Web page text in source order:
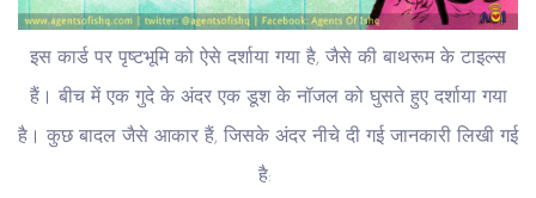
इस कार्ड पर पृष्टभूमि को ऐसे दर्शाया गया है, जैसे की बाथरूम के टाइल्स
हैं। बीच में एक गुदे के अंदर एक डूश के नॉजल को घुसते हुए दर्शाया गया
है। कुछ बादल जैसे आकार हैं, जिसके अंदर नीचे दी गई जानकारी लिखी गई
है: